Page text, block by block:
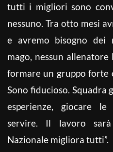
tutti i migliori sono
nessuno. Tra otto mesi
e avremo bisogno dei
mago, nessun
formare un gruppo forte
Sono fiducioso. Squadra
esperienze, giocare
servire. Il lavoro
Nazionale migliora tutti”.